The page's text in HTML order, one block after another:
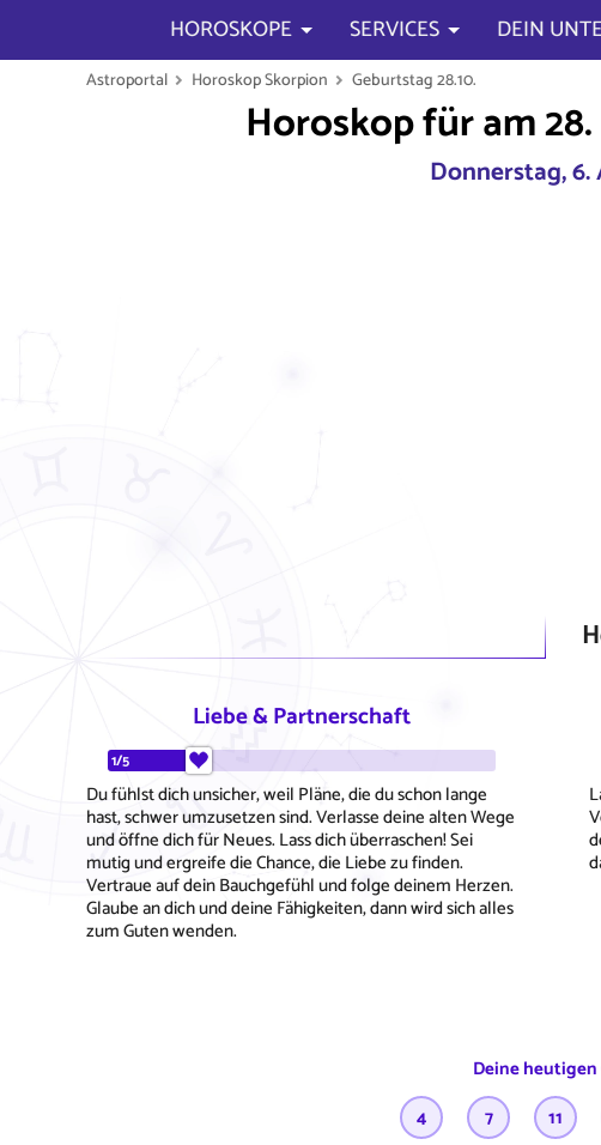
HOROSKOPE SERVICES DEIN
Astroportal Horoskop Skorpion Geburtstag 28.10.
Horoskop für am
Donnerstag,
Liebe & Partnerschaft
1/5
Du fühlst dich unsicher, weil Pläne, die du schon lange
hast, schwer umzusetzen sind. Verlasse deine alten Wege
und öffne dich für Neues. Lass dich überraschen! Sei
mutig und ergreife die Chance, die Liebe zu finden.
Vertraue auf dein Bauchgefühl und folge deinem Herzen.
Glaube an dich und deine Fähigkeiten, dann wird sich alles
zum Guten wenden.
Deine
4
7 11